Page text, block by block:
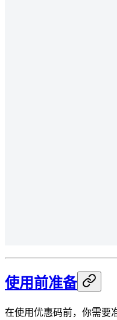
使用前准备
在使用优惠码前，你需要